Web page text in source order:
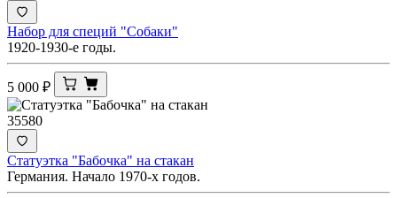
Набор для специй "Собаки"
1920-1930-е годы.
5 000 ₽
35580
Статуэтка "Бабочка" на стакан
Германия. Начало 1970-х годов.